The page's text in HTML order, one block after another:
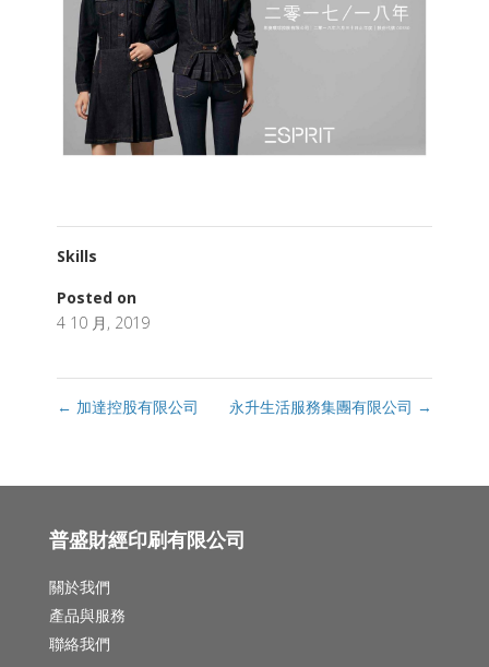
Skills
Posted on
4 10 月, 2019
← 加達控股有限公司 永升生活服務集團有限公司 →
普盛財經印刷有限公司
關於我們
產品與服務
聯絡我們